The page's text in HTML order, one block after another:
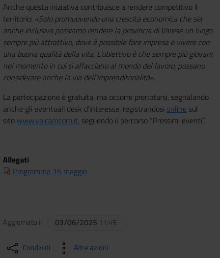
Anche questa iniziativa contribuisce a rendere competitivo il
territorio: «Solo promuovendo una crescita economica che sia
anche inclusiva possiamo rendere la provincia di Varese un luogo
sempre più attrattivo, dove è possibile fare impresa e vivere con
una buona qualità della vita. L’obiettivo è che sempre più giovani,
nel momento in cui si affacciano al mondo del lavoro, possano
considerare anche la via dell’imprenditorialità».
La partecipazione è gratuita, ma occorre prenotarsi, segnalando
anche gli eventuali desk d’interesse, registrandosi online sul
sito www.va.camcom.it, seguendo il percorso “Prossimi eventi”.
Allegati
Programma 15 maggio
Aggiornato il 03/06/2025 11:45
Condividi Altre azioni